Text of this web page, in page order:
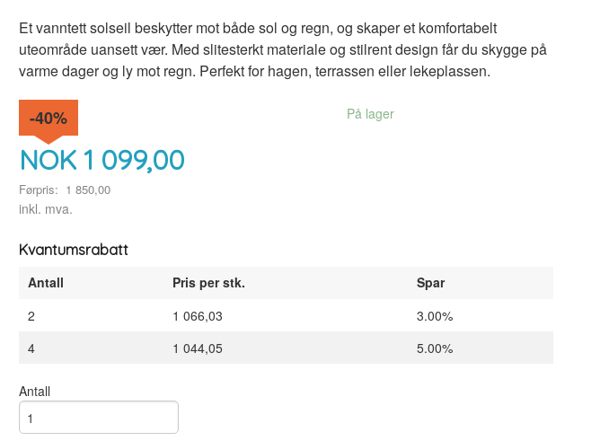
Rustfri D-ring i hvert hjørne
Et vanntett solseil beskytter mot både sol og regn, og skaper et komfortabelt
uteområde uansett vær. Med slitesterkt materiale og stilrent design får du skygge på
varme dager og ly mot regn. Perfekt for hagen, terrassen eller lekeplassen.
NOK 1 099,00
Førpris: 1 850,00
Rabatt
-40%
inkl. mva.
På lager
Kvantumsrabatt
Antall
Pris per stk.
Spar
2
1 066,03
3.00%
4
1 044,05 5.00%
Antall